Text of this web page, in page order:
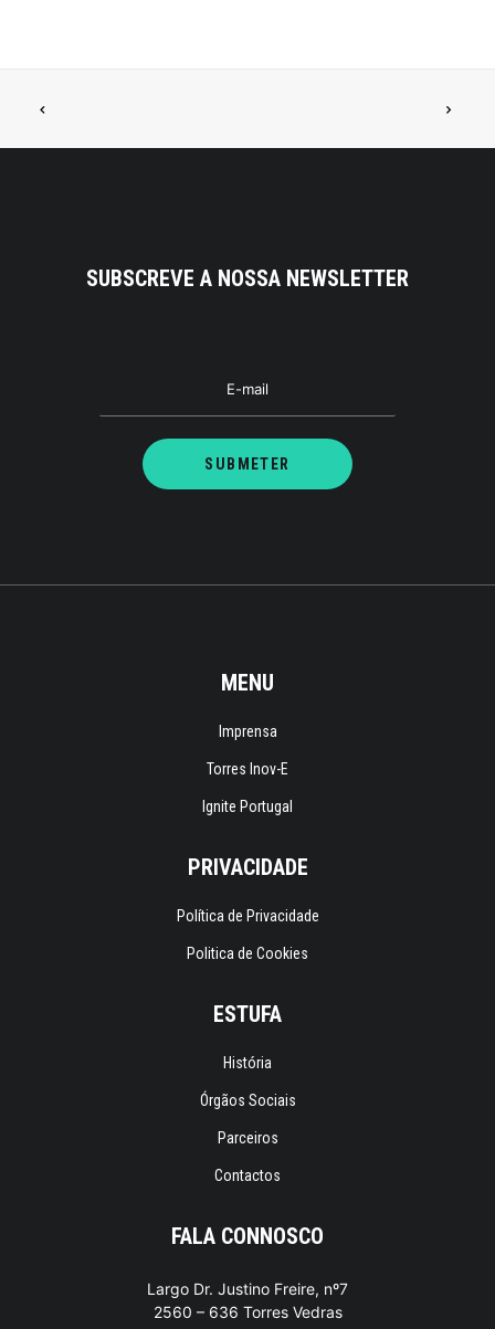
SUBSCREVE A NOSSA NEWSLETTER
MENU
Imprensa
Torres Inov-E
Ignite Portugal
PRIVACIDADE
Política de Privacidade
Politica de Cookies
ESTUFA
História
Órgãos Sociais
Parceiros
Contactos
FALA CONNOSCO
Largo Dr. Justino Freire, nº7
2560 – 636 Torres Vedras